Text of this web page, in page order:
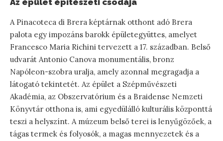
A Pinacoteca di Brera képtárnak otthont adó Brera
palota egy impozáns barokk épületegyüttes, amelyet
Francesco Maria Richini tervezett a 17. században. Belső
udvarát Antonio Canova monumentális, bronz
Napóleon-szobra uralja, amely azonnal megragadja a
látogató tekintetét. Az épület a Szépművészeti
Akadémia, az Obszervatórium és a Braidense Nemzeti
Könyvtár otthona is, ami egyedülálló kulturális központtá
teszi a helyszínt. A múzeum belső terei is lenyűgözőek, a
tágas termek és folyosók, a magas mennyezetek és a